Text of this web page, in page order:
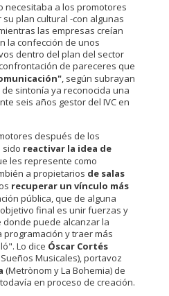
necesitaba a los promotores
plan cultural -con algunas
las empresas creían
la confección de unos
dentro del plan del sector
de pareceres que
, según subrayan
sintonía ya reconocida una
seis años gestor del IVC en
después de los
sido reactivar la idea de
les represente como
a propietarios de salas
recuperar un vínculo más
pública, que de alguna
final es unir fuerzas y
donde puede alcanzar la
programación y traer más
Lo dice Óscar Cortés
Musicales), portavoz
(Metrònom y La Bohemia) de
en proceso de creación.